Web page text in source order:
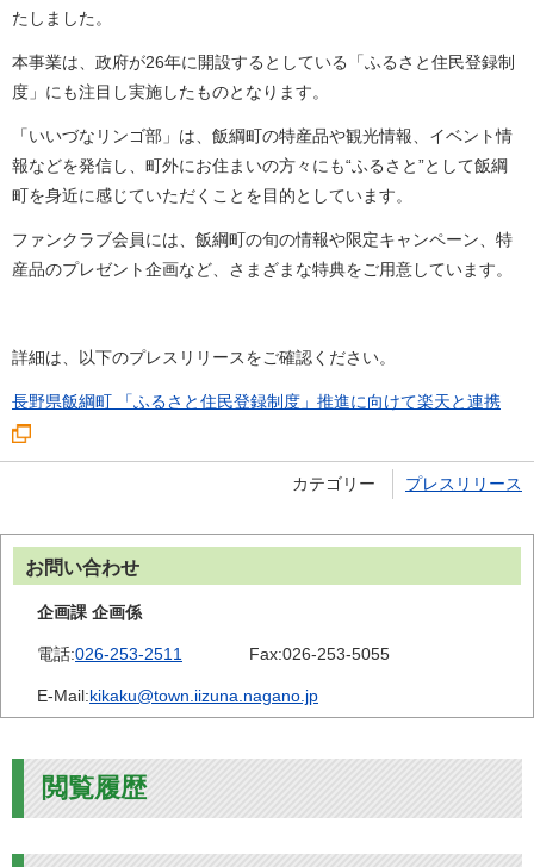
たしました。
本事業は、政府が26年に開設するとしている「ふるさと住民登録制
度」にも注目し実施したものとなります。
「いいづなリンゴ部」は、飯綱町の特産品や観光情報、イベント情
報などを発信し、町外にお住まいの方々にも“ふるさと”として飯綱
町を身近に感じていただくことを目的としています。
ファンクラブ会員には、飯綱町の旬の情報や限定キャンペーン、特
産品のプレゼント企画など、さまざまな特典をご用意しています。
詳細は、以下のプレスリリースをご確認ください。
長野県飯綱町 「ふるさと住民登録制度」推進に向けて楽天と連携
カテゴリー プレスリリース
お問い合わせ
企画課 企画係
電話:026-253-2511 Fax:026-253-5055
E-Mail:kikaku@town.iizuna.nagano.jp
閲覧履歴